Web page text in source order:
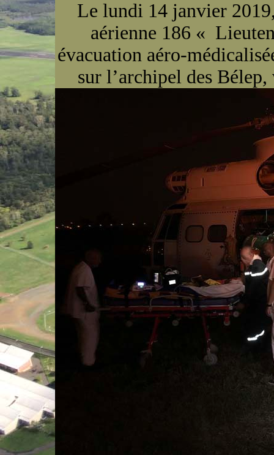
Le lundi 14 janvier
aérienne 186 «
évacuation aéro-
sur l’archipel des